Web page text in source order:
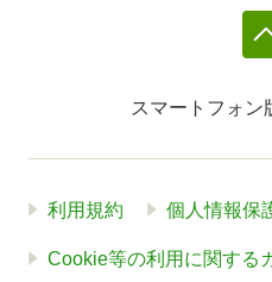
スマートフォン
利用規約 個人情報保
Cookie等の利用に関する